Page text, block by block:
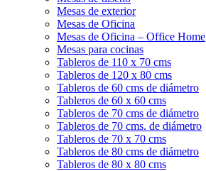
Mesas de exterior
Mesas de Oficina
Mesas de Oficina – Office Home
Mesas para cocinas
Tableros de 110 x 70 cms
Tableros de 120 x 80 cms
Tableros de 60 cms de diámetro
Tableros de 60 x 60 cms
Tableros de 70 cms de diámetro
Tableros de 70 cms. de diámetro
Tableros de 70 x 70 cms
Tableros de 80 cms de diámetro
Tableros de 80 x 80 cms